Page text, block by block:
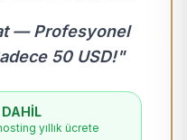
— Profesyonel
50 USD!"
yıllık ücrete